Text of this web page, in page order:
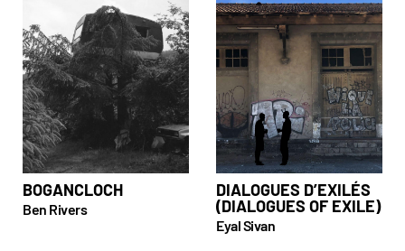
BOGANCLOCH
Ben Rivers
DIALOGUES D’EXILÉS
(DIALOGUES OF EXILE)
Eyal Sivan